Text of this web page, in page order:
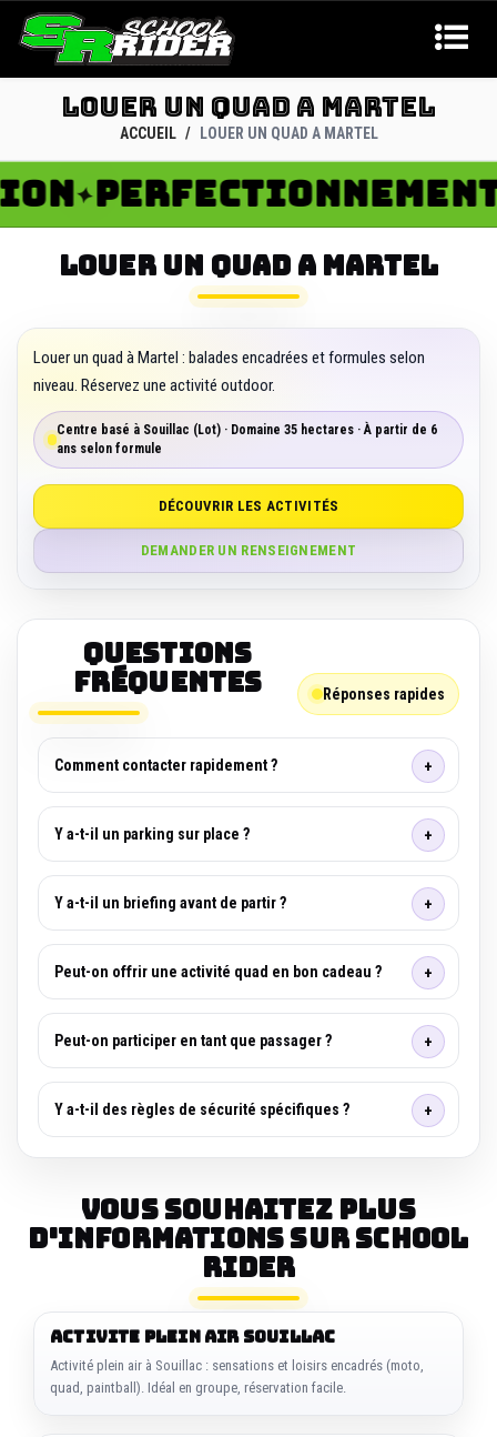
LOUER UN QUAD A MARTEL
ACCUEIL LOUER UN QUAD A MARTEL
✦PERFECTIONNEMENT✦
LOUER UN QUAD A MARTEL
Louer un quad à Martel : balades encadrées et formules selon
niveau. Réservez une activité outdoor.
Centre basé à Souillac (Lot) · Domaine 35 hectares · À partir de 6
ans selon formule
DÉCOUVRIR LES ACTIVITÉS
DEMANDER UN RENSEIGNEMENT
Questions
fréquentes
Réponses rapides
Comment contacter rapidement ?
Y a-t-il un parking sur place ?
Y a-t-il un briefing avant de partir ?
Peut-on offrir une activité quad en bon cadeau ?
Peut-on participer en tant que passager ?
Y a-t-il des règles de sécurité spécifiques ?
Vous souhaitez plus
d'informations sur SCHOOL
RIDER
ACTIVITE PLEIN AIR SOUILLAC
Activité plein air à Souillac : sensations et loisirs encadrés (moto,
quad, paintball). Idéal en groupe, réservation facile.